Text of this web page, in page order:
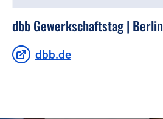
dbb Gewerkschaftstag | Berlin
dbb.de